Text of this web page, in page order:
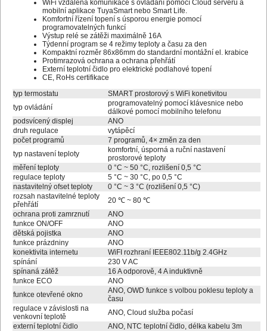
WiFi vzdálená komunikace s ovládání pomocí Cloud serveru a
mobilní aplikace TuyaSmart nebo Smart Life.
Komfortní řízení topení s úsporou energie pomocí
programovatelných funkcí
Výstup relé se zátěži maximálně 16A
Týdenní program se 4 režimy teploty a času za den
Kompaktní rozměr 86x86mm do standardní montážní el. krabice
Protimrazová ochrana a ochrana přehřátí
Externí teplotní čidlo pro elektrické podlahové topení
CE, RoHs certifikace
typ termostatu
SMART prostorový s WiFi konetivitou
typ ovládání
programovatelný pomocí klávesnice nebo
dálkové pomocí mobilního telefonu
podsvícený displej
ANO
druh regulace
vytápěcí
počet programů
7 programů, 4× změn za den
typ nastavení teploty
komfortní, úsporná a ruční nastavení
prostorové teploty
měření teploty
0 °C ~ 50 °C, rozlišení 0,5 °C
regulace teploty
5 °C ~ 30 °C, po 0,5 °C
nastavitelný ofset teploty
0 °C ~ 3 °C (rozlišení 0,5 °C)
rozsah nastavitelné teploty
přehřátí
20 ℃ ~ 80 ℃
ochrana proti zamrznutí
ANO
funkce ON/OFF
ANO
dětská pojistka
ANO
funkce prázdniny
ANO
konektivita internetu
WiFI rozhraní IEEE802.11b/g 2.4GHz
spínání
230 V AC
spínaná zátěž
16 A odporově, 4 A induktivně
funkce ECO
ANO
funkce otevřené okno
ANO, OWD funkce s volbou poklesu teploty a
času
regulace v závislosti na
venkovní teplotě
ANO, Cloud služba počasí
externí teplotní čidlo
ANO, NTC teplotní čidlo, délka kabelu 3m